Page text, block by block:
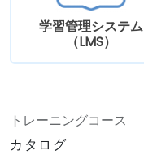
学習管理システム
（LMS）
トレーニングコース
カタログ